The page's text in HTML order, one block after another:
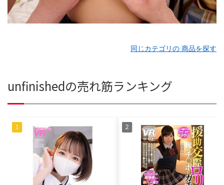
同じカテゴリの 商品を探す
unfinishedの売れ筋ランキング